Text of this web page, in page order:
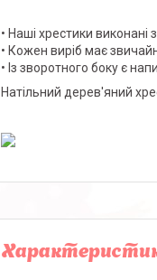
• Наші хрестики виконані
• Кожен виріб має
• Із зворотного боку є
Натільний дерев'яний